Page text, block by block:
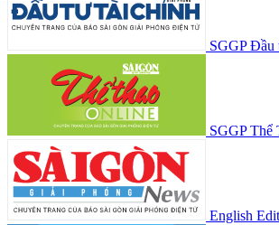
SGGP Đầu
SGGP Thể
English